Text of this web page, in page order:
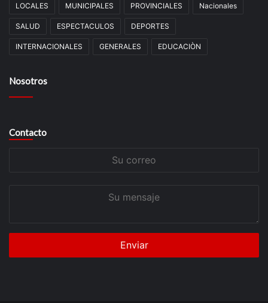
LOCALES MUNICIPALES PROVINCIALES Nacionales
SALUD ESPECTACULOS DEPORTES
INTERNACIONALES GENERALES EDUCACIÒN
Nosotros
Contacto